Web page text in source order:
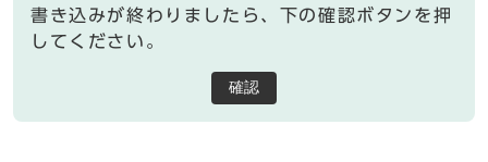
書き込みが終わりましたら、下の確認ボタンを押
してください。
確認